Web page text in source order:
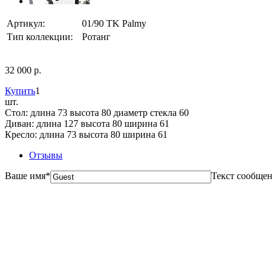
Артикул:
01/90 TK Palmy
Тип коллекции:
Ротанг
32 000 р.
Купить1
шт.
Стол: длина 73 высота 80 диаметр стекла 60
Диван: длина 127 высота 80 ширина 61
Кресло: длина 73 высота 80 ширина 61
Отзывы
Ваше имя* Текст